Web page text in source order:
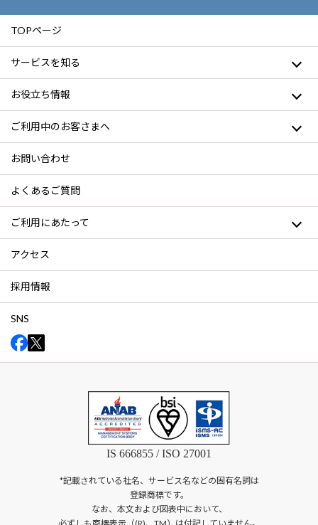
TOPページ
サービスを知る
お役立ち情報
ご利用中のお客さまへ
お問い合わせ
よくあるご質問
ご利用にあたって
アクセス
採用情報
SNS
IS 666855 / ISO 27001
*記載されている社名、サービス名などの固有名詞は
登録商標です。
なお、本文および図表中において、